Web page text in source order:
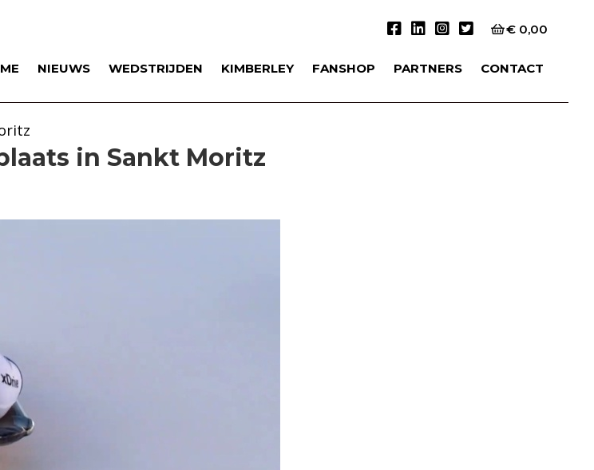
€ 0,00
NIEUWS WEDSTRIJDEN KIMBERLEY FANSHOP PARTNERS CONTACT
in Sankt Moritz